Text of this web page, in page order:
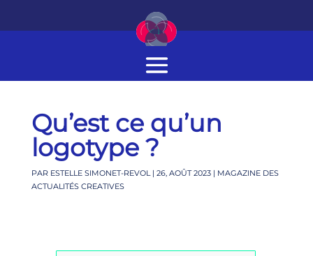
Qu’est ce qu’un
logotype ?
PAR ESTELLE SIMONET-REVOL | 26, AOÛT 2023| MAGAZINE DES
ACTUALITÉS CREATIVES